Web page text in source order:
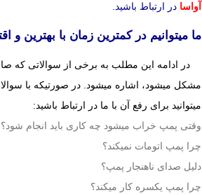
آواسا در ارتباط باشید.
ما میتوانیم در کمترین زمان با بهترین
در ادامه این مطلب به برخی از سوالاتی که
مشکل میشود، اشاره میشود. در صورتیکه با
میتوانید برای رفع آن با ما در ارتباط باشید:
وقتی پمپ خراب میشود چه کاری باید انجام شود؟
چرا پمپ اتومات نمیکند؟
دلیل صدای ناهنجار پمپ؟
چرا پمپ یکسره کار میکند؟